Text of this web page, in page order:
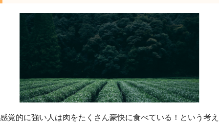
感覚的に強い人は肉をたくさん豪快に食べている！という考え